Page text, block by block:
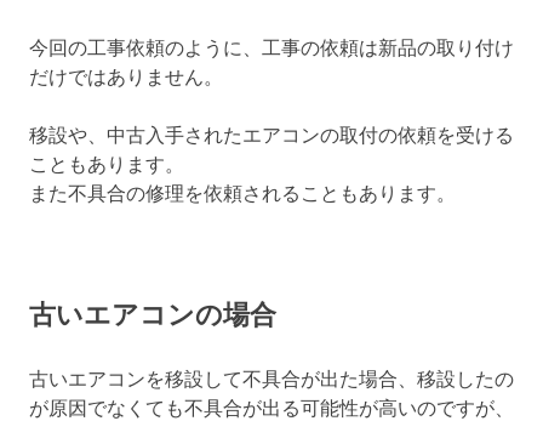
今回の工事依頼のように、工事の依頼は新品の取り付け
だけではありません。
移設や、中古入手されたエアコンの取付の依頼を受ける
こともあります。
また不具合の修理を依頼されることもあります。
古いエアコンの場合
古いエアコンを移設して不具合が出た場合、移設したの
が原因でなくても不具合が出る可能性が高いのですが、